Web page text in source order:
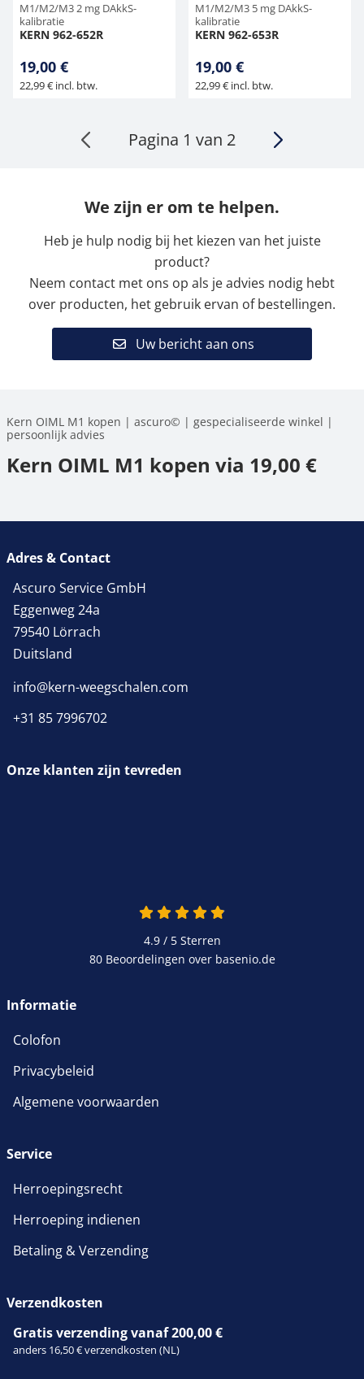
M1/M2/M3 2 mg DAkkS-
kalibratie
KERN 962-652R
19,00 €
22,99 € incl. btw.
M1/M2/M3 5 mg DAkkS-
kalibratie
KERN 962-653R
19,00 €
22,99 € incl. btw.
Pagina 1 van 2
We zijn er om te helpen.
Heb je hulp nodig bij het kiezen van het juiste
product?
Neem contact met ons op als je advies nodig hebt
over producten, het gebruik ervan of bestellingen.
Uw bericht aan ons
Kern OIML M1 kopen | ascuro© | gespecialiseerde winkel |
persoonlijk advies
Kern OIML M1 kopen via 19,00 €
Adres & Contact
Ascuro Service GmbH
Eggenweg 24a
79540 Lörrach
Duitsland
info@kern-weegschalen.com
+31 85 7996702
Onze klanten zijn tevreden
4.9 van 5
4.9 / 5Sterren
80 Beoordelingen over basenio.de
Informatie
Colofon
Privacybeleid
Algemene voorwaarden
Service
Herroepingsrecht
Herroeping indienen
Betaling & Verzending
Verzendkosten
Gratis verzending vanaf 200,00 €
anders 16,50 € verzendkosten (NL)